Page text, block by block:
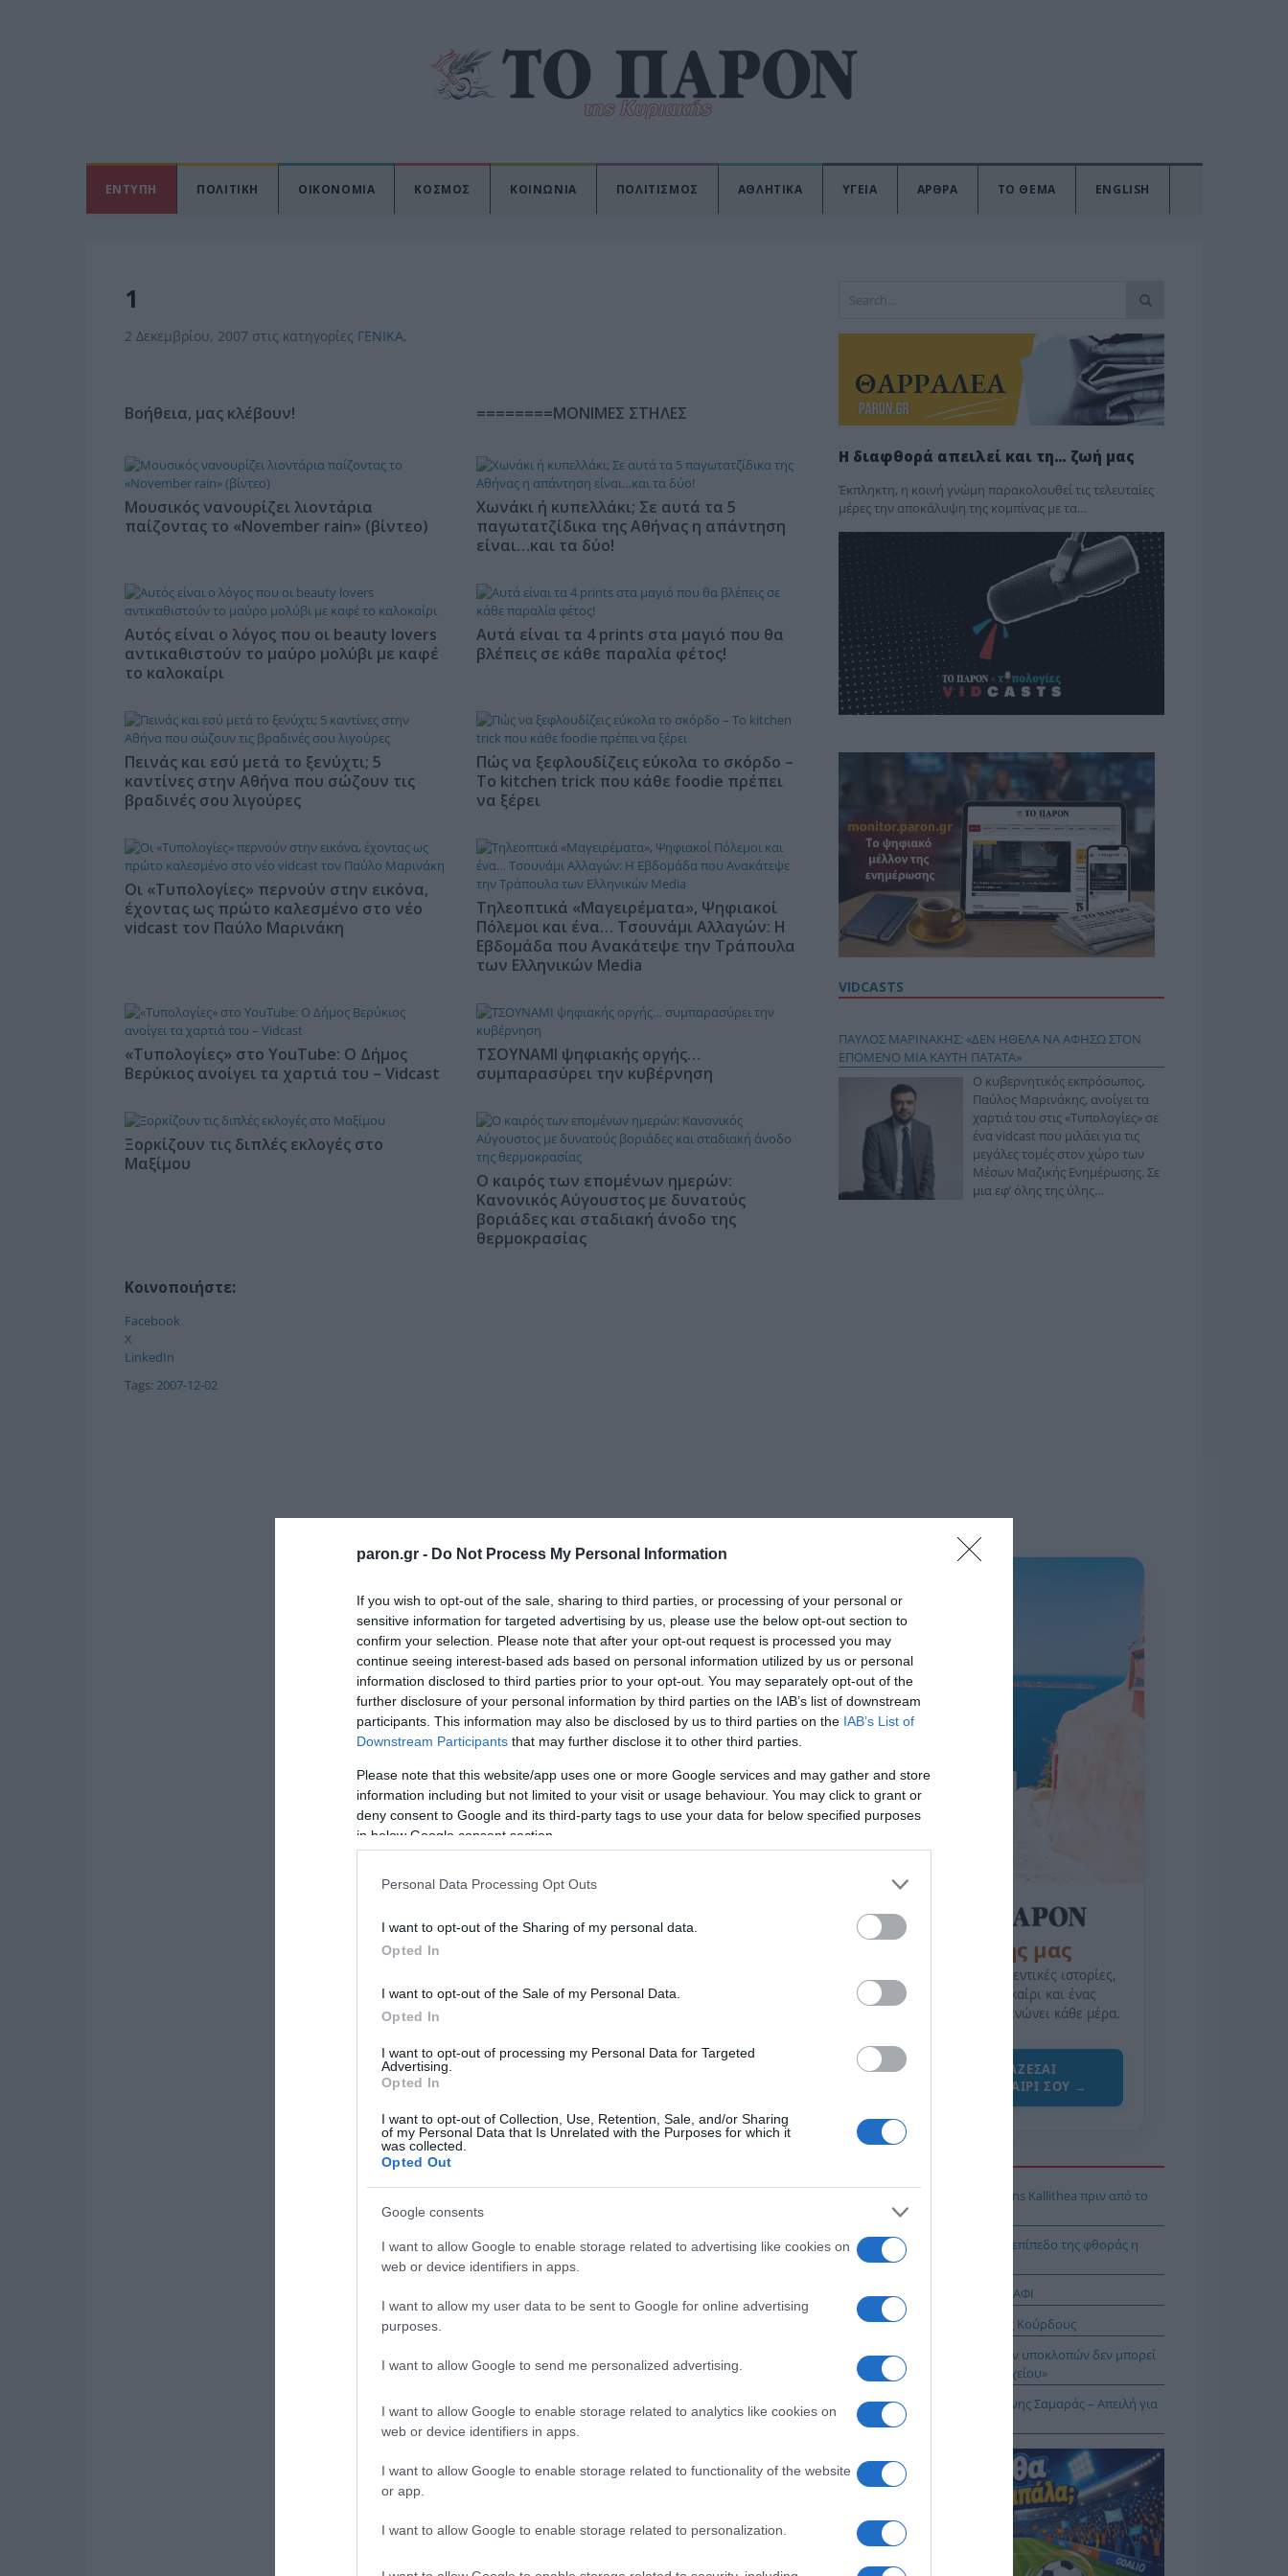
paron.gr - Do Not Process My Personal Information
If you wish to opt-out of the sale, sharing to third parties, or processing of your personal or
sensitive information for targeted advertising by us, please use the below opt-out section to
confirm your selection. Please note that after your opt-out request is processed you may
continue seeing interest-based ads based on personal information utilized by us or personal
information disclosed to third parties prior to your opt-out. You may separately opt-out of the
further disclosure of your personal information by third parties on the IAB’s list of downstream
participants. This information may also be disclosed by us to third parties on the IAB’s List of
Downstream Participants that may further disclose it to other third parties.
Please note that this website/app uses one or more Google services and may gather and store
information including but not limited to your visit or usage behaviour. You may click to grant or
deny consent to Google and its third-party tags to use your data for below specified purposes
in below Google consent section.
Personal Data Processing Opt Outs
I want to opt-out of the Sharing of my personal data.
Opted In
I want to opt-out of the Sale of my Personal Data.
Opted In
I want to opt-out of processing my Personal Data for Targeted
Advertising.
Opted In
I want to opt-out of Collection, Use, Retention, Sale, and/or Sharing
of my Personal Data that Is Unrelated with the Purposes for which it
was collected.
Opted Out
Google consents
I want to allow Google to enable storage related to advertising like cookies on
web or device identifiers in apps.
I want to allow my user data to be sent to Google for online advertising
purposes.
I want to allow Google to send me personalized advertising.
I want to allow Google to enable storage related to analytics like cookies on
web or device identifiers in apps.
I want to allow Google to enable storage related to functionality of the website
or app.
I want to allow Google to enable storage related to personalization.
ΕΝΤΥΠΗ ΠΟΛΙΤΙΚΗ ΟΙΚΟΝΟΜΙΑ ΚΟΣΜΟΣ ΚΟΙΝΩΝΙΑ ΠΟΛΙΤΙΣΜΟΣ ΑΘΛΗΤΙΚΑ ΥΓΕΙΑ ΑΡΘΡΑ ΤΟ ΘΕΜΑ ENGLISH
1
2 Δεκεμβρίου, 2007 στις κατηγορίες ΓΕΝΙΚΑ,
Βοήθεια, μας κλέβουν! ========ΜΟΝΙΜΕΣ ΣΤΗΛΕΣ
Μουσικός νανουρίζει λιοντάρια
παίζοντας το «November rain» (βίντεο)
Χωνάκι ή κυπελλάκι; Σε αυτά τα 5
παγωτατζίδικα της Αθήνας η απάντηση
είναι…και τα δύο!
Αυτός είναι ο λόγος που οι beauty lovers
αντικαθιστούν το μαύρο μολύβι με καφέ
το καλοκαίρι
Αυτά είναι τα 4 prints στα μαγιό που θα
βλέπεις σε κάθε παραλία φέτος!
Πεινάς και εσύ μετά το ξενύχτι; 5
καντίνες στην Αθήνα που σώζουν τις
βραδινές σου λιγούρες
Πώς να ξεφλουδίζεις εύκολα το σκόρδο –
Το kitchen trick που κάθε foodie πρέπει
να ξέρει
Οι «Τυπολογίες» περνούν στην εικόνα,
έχοντας ως πρώτο καλεσμένο στο νέο
vidcast τον Παύλο Μαρινάκη
Τηλεοπτικά «Μαγειρέματα», Ψηφιακοί
Πόλεμοι και ένα… Τσουνάμι Αλλαγών: Η
Εβδομάδα που Ανακάτεψε την Τράπουλα
των Ελληνικών Media
«Τυπολογίες» στο YouTube: Ο Δήμος
Βερύκιος ανοίγει τα χαρτιά του – Vidcast
ΤΣΟΥΝΑΜΙ ψηφιακής οργής…
συμπαρασύρει την κυβέρνηση
Ξορκίζουν τις διπλές εκλογές στο
Μαξίμου
Ο καιρός των επομένων ημερών:
Κανονικός Αύγουστος με δυνατούς
βοριάδες και σταδιακή άνοδο της
θερμοκρασίας
Κοινοποιήστε:
Facebook
X
LinkedIn
Tags: 2007-12-02
Η διαφθορά απειλεί και τη… ζωή μας
Έκπληκτη, η κοινή γνώμη παρακολουθεί τις τελευταίες
μέρες την αποκάλυψη της κο­μπίνας με τα…
VIDCASTS
ΠΑΥΛΟΣ ΜΑΡΙΝΑΚΗΣ: «ΔΕΝ ΗΘΕΛΑ ΝΑ ΑΦΗΣΩ ΣΤΟΝ
ΕΠΟΜΕΝΟ ΜΙΑ ΚΑΥΤΗ ΠΑΤΑΤΑ»
Ο κυβερνητικός εκπρόσωπος,
Παύλος Μαρινάκης, ανοίγει τα
χαρτιά του στις «Τυπολογίες» σε
ένα vidcast που μιλάει για τις
μεγάλες τομές στον χώρο των
Μέσων Μαζικής Ενημέρωσης. Σε
μια εφ’ όλης της ύλης
της Ζωής μας
Οι άνθρωποι, οι αυθεντικές ιστορίες,
το ελληνικό καλοκαίρι και ένας
πολιτισμός που μας ενώνει κάθε μέρα.
ΌΣΑ ΧΡΕΙΆΖΕΣΑΙ
ΓΙΑ ΤΟ ΚΑΛΟΚΑΊΡΙ ΣΟΥ →
ΑΕΚ: Πρόβα τζενεράλε με Athens Kallithea πριν από το
Super Cup
Β. Ταλαμάγκας: Στο κεκλιμένο επίπεδο της φθοράς η
κυβέρνηση Μητσοτάκη
ΜΕΤΑΓΡΑΦΕΣ ΑΠΟ ΤΟ ΠΑΝΩ ΡΑΦΙ
Το σχέδιο του Ισραήλ για τους Κούρδους
Ε. Λιακούλη: «Το σκάνδαλο των υποκλοπών δεν μπορεί
να μείνει στο σκοτάδι ενός αρχείου»
ΤΟ ΠΑΡΟΝ: Ρυθμιστής ο Αντώνης Σαμαράς – Απειλή για